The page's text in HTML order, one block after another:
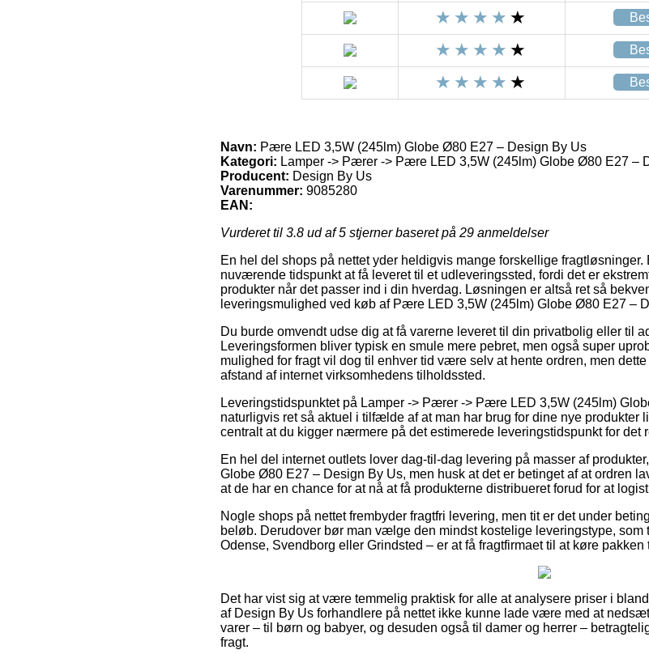
Navn: Pære LED 3,5W (245lm) Globe Ø80 E27 – Design By Us
Kategori: Lamper -> Pærer -> Pære LED 3,5W (245lm) Globe Ø80 E27 –
Producent: Design By Us
Varenummer: 9085280
EAN:
Vurderet til 3.8 ud af 5 stjerner baseret på 29 anmeldelser
En hel del shops på nettet yder heldigvis mange forskellige
nuværende tidspunkt at få leveret til et udleveringssted, fordi det er
produkter når det passer ind i din hverdag. Løsningen er altså ret så
leveringsmulighed ved køb af Pære LED 3,5W (245lm) Globe Ø80 E27 –
Du burde omvendt udse dig at få varerne leveret til din privatbolig eller til
Leveringsformen bliver typisk en smule mere pebret, men også super
mulighed for fragt vil dog til enhver tid være selv at hente ordren, men
afstand af internet virksomhedens tilholdssted.
Leveringstidspunktet på Lamper -> Pærer -> Pære LED 3,5W (245lm)
naturligvis ret så aktuel i tilfælde af at man har brug for dine nye produkter
centralt at du kigger nærmere på det estimerede leveringstidspunkt for det
En hel del internet outlets lover dag-til-dag levering på masser af
Globe Ø80 E27 – Design By Us, men husk at det er betinget af at ordren
at de har en chance for at nå at få produkterne distribueret forud for at
Nogle shops på nettet frembyder fragtfri levering, men tit er det under
beløb. Derudover bør man vælge den mindst kostelige leveringstype, som
Odense, Svendborg eller Grindsted – er at få fragtfirmaet til at køre pakken
Det har vist sig at være temmelig praktisk for alle at analysere priser i
af Design By Us forhandlere på nettet ikke kunne lade være med at
varer – til børn og babyer, og desuden også til damer og herrer –
fragt.